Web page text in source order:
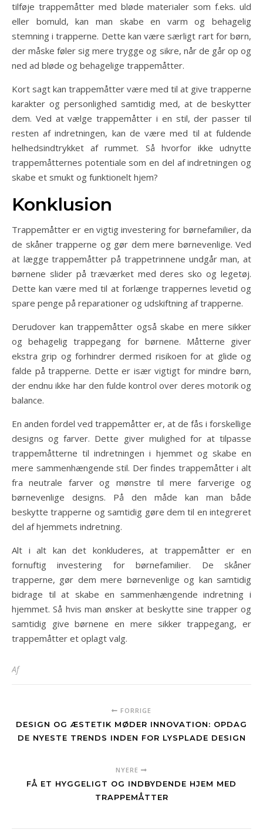
tilføje trappemåtter med bløde materialer som f.eks. uld
eller bomuld, kan man skabe en varm og behagelig
stemning i trapperne. Dette kan være særligt rart for børn,
der måske føler sig mere trygge og sikre, når de går op og
ned ad bløde og behagelige trappemåtter.
Kort sagt kan trappemåtter være med til at give trapperne
karakter og personlighed samtidig med, at de beskytter
dem. Ved at vælge trappemåtter i en stil, der passer til
resten af indretningen, kan de være med til at fuldende
helhedsindtrykket af rummet. Så hvorfor ikke udnytte
trappemåtternes potentiale som en del af indretningen og
skabe et smukt og funktionelt hjem?
Konklusion
Trappemåtter er en vigtig investering for børnefamilier, da
de skåner trapperne og gør dem mere børnevenlige. Ved
at lægge trappemåtter på trappetrinnene undgår man, at
børnene slider på træværket med deres sko og legetøj.
Dette kan være med til at forlænge trappernes levetid og
spare penge på reparationer og udskiftning af trapperne.
Derudover kan trappemåtter også skabe en mere sikker
og behagelig trappegang for børnene. Måtterne giver
ekstra grip og forhindrer dermed risikoen for at glide og
falde på trapperne. Dette er især vigtigt for mindre børn,
der endnu ikke har den fulde kontrol over deres motorik og
balance.
En anden fordel ved trappemåtter er, at de fås i forskellige
designs og farver. Dette giver mulighed for at tilpasse
trappemåtterne til indretningen i hjemmet og skabe en
mere sammenhængende stil. Der findes trappemåtter i alt
fra neutrale farver og mønstre til mere farverige og
børnevenlige designs. På den måde kan man både
beskytte trapperne og samtidig gøre dem til en integreret
del af hjemmets indretning.
Alt i alt kan det konkluderes, at trappemåtter er en
fornuftig investering for børnefamilier. De skåner
trapperne, gør dem mere børnevenlige og kan samtidig
bidrage til at skabe en sammenhængende indretning i
hjemmet. Så hvis man ønsker at beskytte sine trapper og
samtidig give børnene en mere sikker trappegang, er
trappemåtter et oplagt valg.
Af
FORRIGE
DESIGN OG ÆSTETIK MØDER INNOVATION: OPDAG
DE NYESTE TRENDS INDEN FOR LYSPLADE DESIGN
NYERE
FÅ ET HYGGELIGT OG INDBYDENDE HJEM MED
TRAPPEMÅTTER